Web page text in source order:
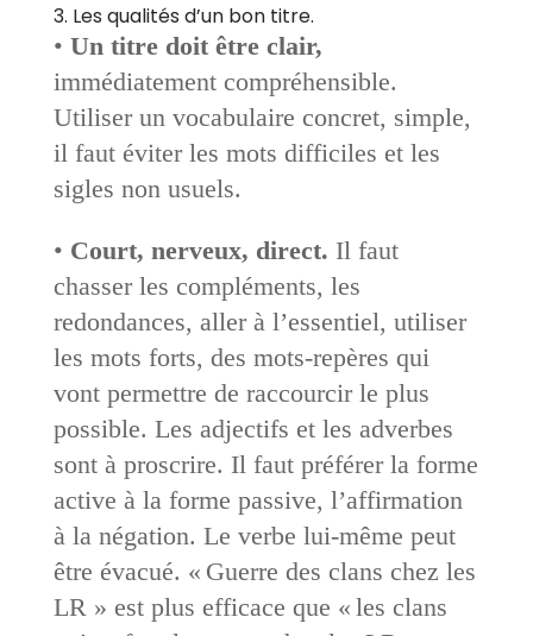
3. Les qualités d’un bon titre.
• Un titre doit être clair,
immédiatement compréhensible.
Utiliser un vocabulaire concret, simple,
il faut éviter les mots difficiles et les
sigles non usuels.
• Court, nerveux, direct. Il faut
chasser les compléments, les
redondances, aller à l’essentiel, utiliser
les mots forts, des mots-repères qui
vont permettre de raccourcir le plus
possible. Les adjectifs et les adverbes
sont à proscrire. Il faut préférer la forme
active à la forme passive, l’affirmation
à la négation. Le verbe lui-même peut
être évacué. « Guerre des clans chez les
LR » est plus efficace que « les clans